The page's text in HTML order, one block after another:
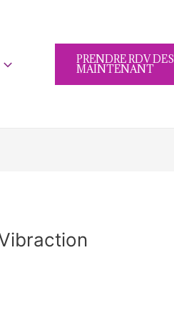
PRENDRE RDV DES
MAINTENANT